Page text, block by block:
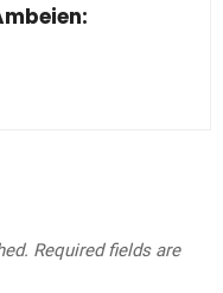
Required fields are